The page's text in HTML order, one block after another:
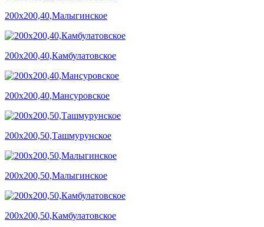
200х200,40,Малыгинское
200х200,40,Камбулатовское
200х200,40,Мансуровское
200х200,50,Ташмурунское
200х200,50,Малыгинское
200х200,50,Камбулатовское